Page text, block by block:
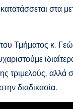
στα
Τμήματος κ.
αλλά
διαδικασία.